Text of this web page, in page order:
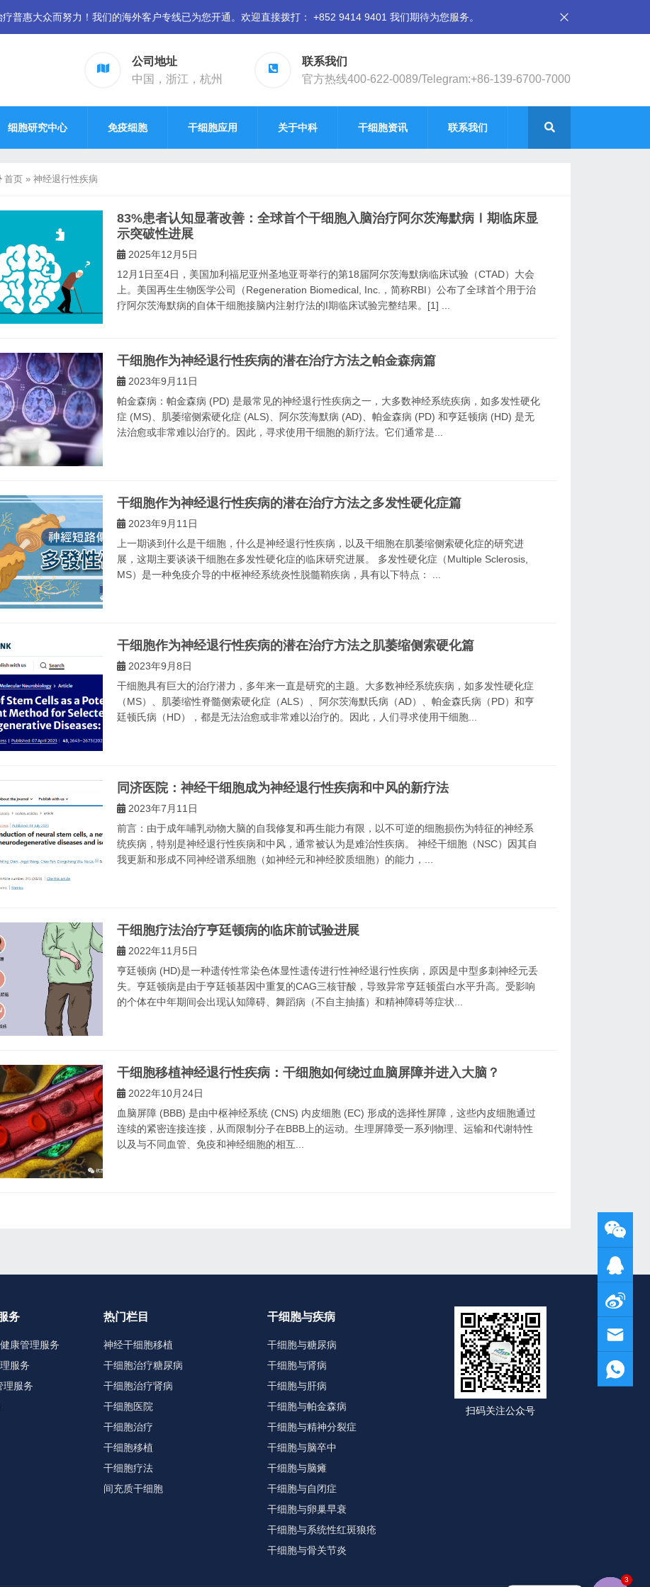
普惠大众而努力！我们的海外客户专线已为您开通。欢迎直接拨打： +852 9414 9401 我们期待为您服务。
公司地址
中国，浙江，杭州
联系我们
官方热线400-622-0089/Telegram:+86-139-6700-7000
细胞研究中心 免疫细胞 干细胞应用 关于中科 干细胞资讯 联系我们
首页 » 神经退行性疾病
83%患者认知显著改善：全球首个干细胞入脑治疗阿尔茨海默病Ⅰ期临床显
示突破性进展
2025年12月5日
12月1日至4日，美国加利福尼亚州圣地亚哥举行的第18届阿尔茨海默病临床试验（CTAD）大会
上。美国再生生物医学公司（Regeneration Biomedical, Inc.，简称RBI）公布了全球首个用于治
疗阿尔茨海默病的自体干细胞接脑内注射疗法的I期临床试验完整结果。[1] ...
干细胞作为神经退行性疾病的潜在治疗方法之帕金森病篇
2023年9月11日
帕金森病：帕金森病 (PD) 是最常见的神经退行性疾病之一，大多数神经系统疾病，如多发性硬化
症 (MS)、肌萎缩侧索硬化症 (ALS)、阿尔茨海默病 (AD)、帕金森病 (PD) 和亨廷顿病 (HD) 是无
法治愈或非常难以治疗的。因此，寻求使用干细胞的新疗法。它们通常是...
干细胞作为神经退行性疾病的潜在治疗方法之多发性硬化症篇
2023年9月11日
上一期谈到什么是干细胞，什么是神经退行性疾病，以及干细胞在肌萎缩侧索硬化症的研究进
展，这期主要谈谈干细胞在多发性硬化症的临床研究进展。 多发性硬化症（Multiple Sclerosis,
MS）是一种免疫介导的中枢神经系统炎性脱髓鞘疾病，具有以下特点： ...
干细胞作为神经退行性疾病的潜在治疗方法之肌萎缩侧索硬化篇
2023年9月8日
干细胞具有巨大的治疗潜力，多年来一直是研究的主题。大多数神经系统疾病，如多发性硬化症
（MS）、肌萎缩性脊髓侧索硬化症（ALS）、阿尔茨海默氏病（AD）、帕金森氏病（PD）和亨
廷顿氏病（HD），都是无法治愈或非常难以治疗的。因此，人们寻求使用干细胞...
同济医院：神经干细胞成为神经退行性疾病和中风的新疗法
2023年7月11日
前言：由于成年哺乳动物大脑的自我修复和再生能力有限，以不可逆的细胞损伤为特征的神经系
统疾病，特别是神经退行性疾病和中风，通常被认为是难治性疾病。 神经干细胞（NSC）因其自
我更新和形成不同神经谱系细胞（如神经元和神经胶质细胞）的能力，...
干细胞疗法治疗亨廷顿病的临床前试验进展
2022年11月5日
亨廷顿病 (HD)是一种遗传性常染色体显性遗传进行性神经退行性疾病，原因是中型多刺神经元丢
失。亨廷顿病是由于亨廷顿基因中重复的CAG三核苷酸，导致异常亨廷顿蛋白水平升高。受影响
的个体在中年期间会出现认知障碍、舞蹈病（不自主抽搐）和精神障碍等症状...
干细胞移植神经退行性疾病：干细胞如何绕过血脑屏障并进入大脑？
2022年10月24日
血脑屏障 (BBB) 是由中枢神经系统 (CNS) 内皮细胞 (EC) 形成的选择性屏障，这些内皮细胞通过
连续的紧密连接连接，从而限制分子在BBB上的运动。生理屏障受一系列物理、运输和代谢特性
以及与不同血管、免疫和神经细胞的相互...
务
康管理服务
服务
理服务
热门栏目
神经干细胞移植
干细胞治疗糖尿病
干细胞治疗肾病
干细胞医院
干细胞治疗
干细胞移植
干细胞疗法
间充质干细胞
干细胞与疾病
干细胞与糖尿病
干细胞与肾病
干细胞与肝病
干细胞与帕金森病
干细胞与精神分裂症
干细胞与脑卒中
干细胞与脑瘫
干细胞与自闭症
干细胞与卵巢早衰
干细胞与系统性红斑狼疮
干细胞与骨关节炎
扫码关注公众号
3